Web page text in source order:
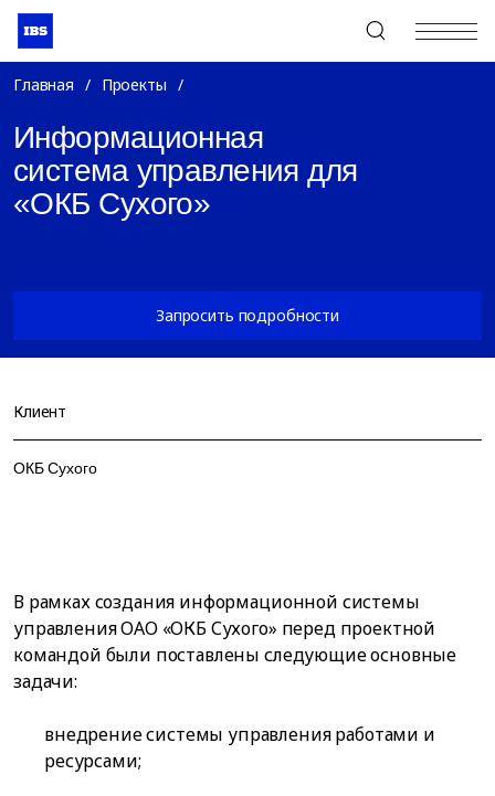
+7 (495) 967-80-80
Главная / Проекты /
Информационная
система управления для
«ОКБ Сухого»
Запросить подробности
Клиент
ОКБ Сухого
В рамках создания информационной системы
управления ОАО «ОКБ Сухого» перед проектной
командой были поставлены следующие основные
задачи:
внедрение системы управления работами и
ресурсами;